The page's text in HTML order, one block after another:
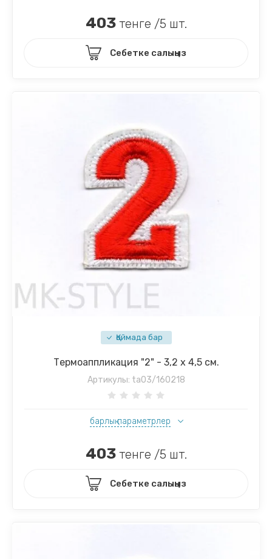
403тенге /5 шт.
Себетке салыңыз
Қоймада бар
Термоаппликация "2" - 3,2 х 4,5 см.
Артикулы: ta03/160218
барлық параметрлер
403тенге /5 шт.
Себетке салыңыз